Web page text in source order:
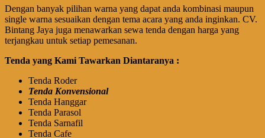
Dengan banyak pilihan warna yang dapat anda kombinasi maupun
single warna sesuaikan dengan tema acara yang anda inginkan. CV.
Bintang Jaya juga menawarkan sewa tenda dengan harga yang
terjangkau untuk setiap pemesanan.
Tenda yang Kami Tawarkan Diantaranya :
Tenda Roder
Tenda Konvensional
Tenda Hanggar
Tenda Parasol
Tenda Sarnafil
Tenda Cafe